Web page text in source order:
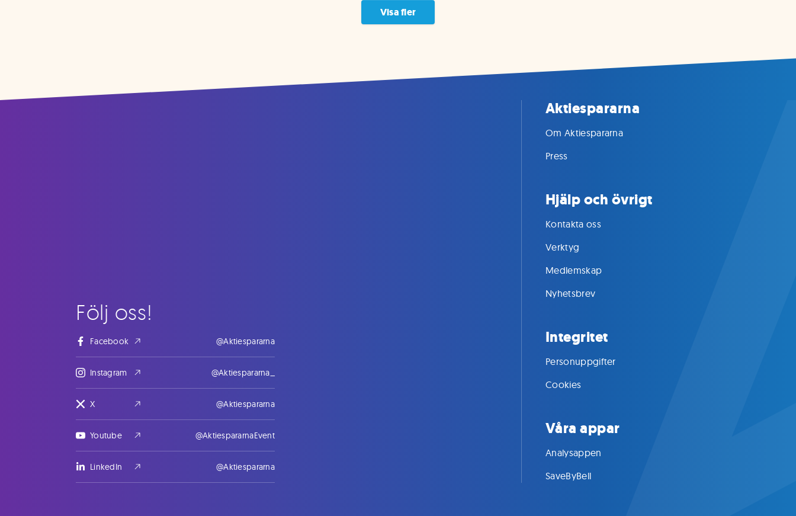
Visa fler
Följ oss!
Facebook @Aktiespararna
Instagram @Aktiespararna_
X @Aktiespararna
Youtube @AktiespararnaEvent
LinkedIn @Aktiespararna
Aktiespararna
Om Aktiespararna
Press
Hjälp och övrigt
Kontakta oss
Verktyg
Medlemskap
Nyhetsbrev
Integritet
Personuppgifter
Cookies
Våra appar
Analysappen
SaveByBell